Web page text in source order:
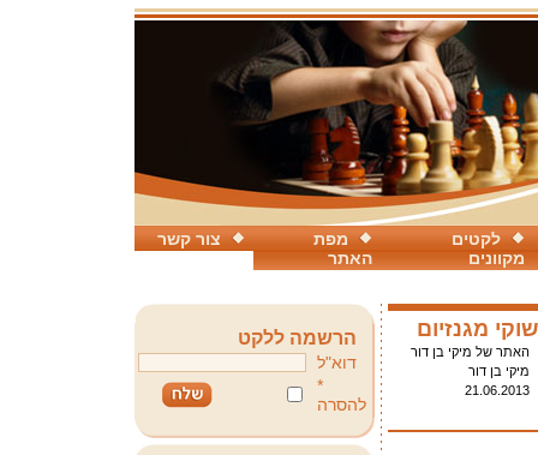
צור קשר
מפת
האתר
לקטים
מקוונים
מגנזיום
האתר של מיקי בן דור
מיקי בן דור
21.06.2013
הרשמה ללקט
דוא"ל
*
להסרה